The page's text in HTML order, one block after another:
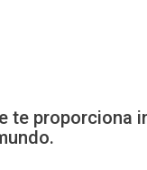
te proporciona